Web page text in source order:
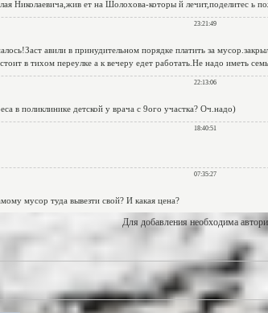
Для добавления необходима